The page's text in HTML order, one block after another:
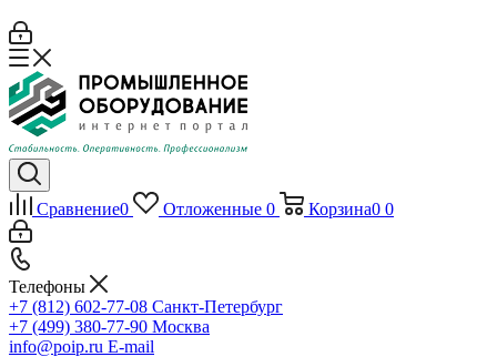
Сравнение0 Отложенные 0 Корзина0 0
Телефоны
+7 (812) 602-77-08 Санкт-Петербург
+7 (499) 380-77-90 Москва
info@poip.ru E-mail